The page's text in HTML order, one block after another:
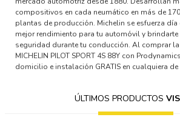
compositivos en cada neumático en más de
plantas de producción. Michelin se esfuerza día
mejor rendimiento para tu automóvil y
seguridad durante tu conducción. Al comprar
MICHELIN PILOT SPORT 4S 88Y con
domicilio e instalación GRATIS en cualquiera
ÚLTIMOS PRODUCTOS